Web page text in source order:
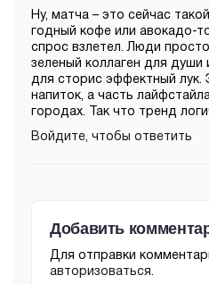
Ну, матча – это сейчас
годный кофе или авокадо-
спрос взлетел. Люди
зеленый коллаген для души
для сторис эффектный лук.
напиток, а часть
городах. Так что тренд
Войдите, чтобы ответить
Добавить
Для отправки
авторизоваться.